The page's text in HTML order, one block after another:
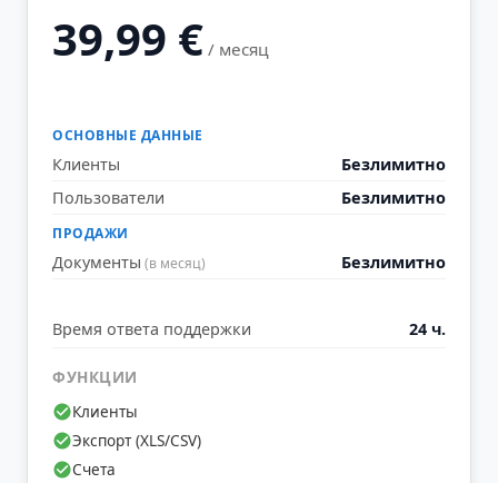
39,99 € / месяц
ОСНОВНЫЕ ДАННЫЕ
Клиенты
Безлимитно
Пользователи
Безлимитно
ПРОДАЖИ
Документы (в месяц) Безлимитно
Время ответа поддержки 24 ч.
ФУНКЦИИ
Клиенты
Экспорт (XLS/CSV)
Счета